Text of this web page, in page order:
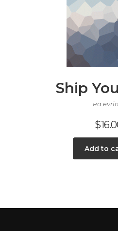
Ship
на
$
Add to